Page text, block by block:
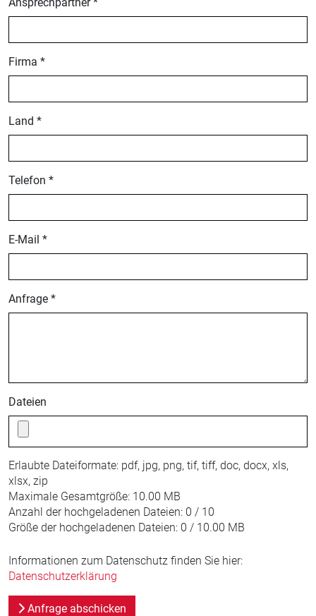
Firma *
Land *
Telefon *
E-Mail *
Anfrage *
Dateien
Erlaubte Dateiformate: pdf, jpg, png, tif, tiff, doc, docx, xls,
xlsx, zip
Maximale Gesamtgröße: 10.00 MB
Anzahl der hochgeladenen Dateien: 0 / 10
Größe der hochgeladenen Dateien: 0 / 10.00 MB
Informationen zum Datenschutz finden Sie hier:
Datenschutzerklärung
Anfrage abschicken